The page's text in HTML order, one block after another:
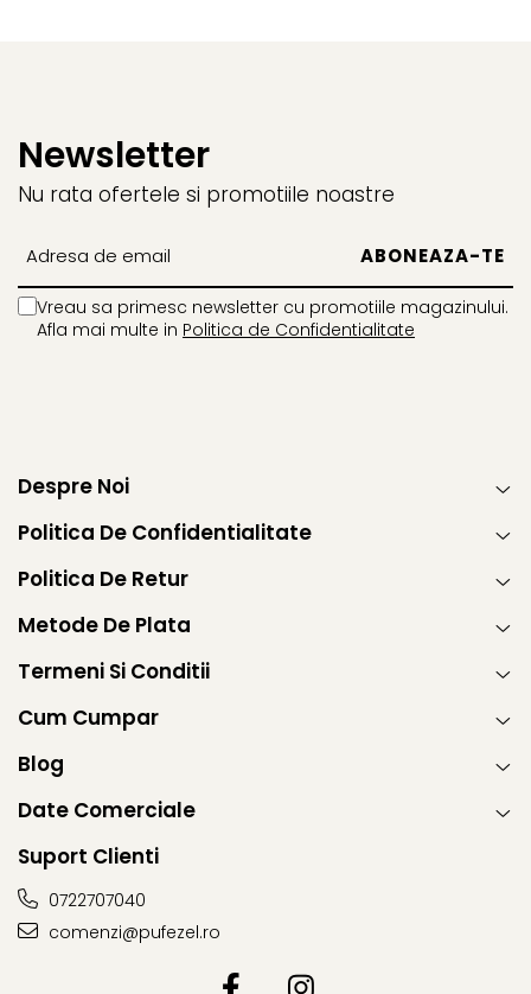
Newsletter
Nu rata ofertele si promotiile noastre
Vreau sa primesc newsletter cu promotiile magazinului.
Afla mai multe in Politica de Confidentialitate
Despre Noi
Politica De Confidentialitate
Politica De Retur
Metode De Plata
Termeni Si Conditii
Cum Cumpar
Blog
Date Comerciale
Suport Clienti
0722707040
comenzi@pufezel.ro